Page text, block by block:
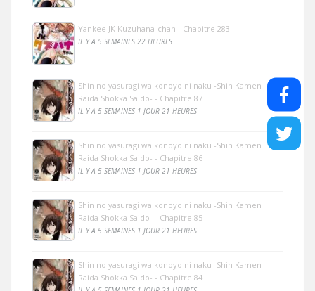
Yankee JK Kuzuhana-chan - Chapitre 283
IL Y A 5 SEMAINES 22 HEURES
Shin no yasuragi wa konoyo ni naku -Shin Kamen
Raida Shokka Saido- - Chapitre 87
IL Y A 5 SEMAINES 1 JOUR 21 HEURES
Shin no yasuragi wa konoyo ni naku -Shin Kamen
Raida Shokka Saido- - Chapitre 86
IL Y A 5 SEMAINES 1 JOUR 21 HEURES
Shin no yasuragi wa konoyo ni naku -Shin Kamen
Raida Shokka Saido- - Chapitre 85
IL Y A 5 SEMAINES 1 JOUR 21 HEURES
Shin no yasuragi wa konoyo ni naku -Shin Kamen
Raida Shokka Saido- - Chapitre 84